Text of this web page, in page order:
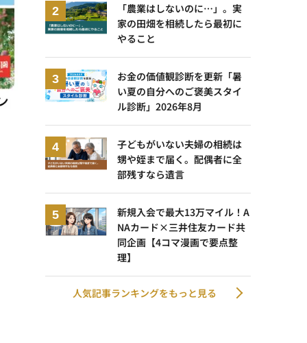
「農業はしないのに…」。実
家の田畑を相続したら最初に
やること
お金の価値観診断を更新「暑
い夏の自分へのご褒美スタイ
ル診断」2026年8月
子どもがいない夫婦の相続は
甥や姪まで届く。配偶者に全
部残すなら遺言
新規入会で最大13万マイル！A
NAカード×三井住友カード共
同企画【4コマ漫画で要点整
理】
人気記事ランキングをもっと見る